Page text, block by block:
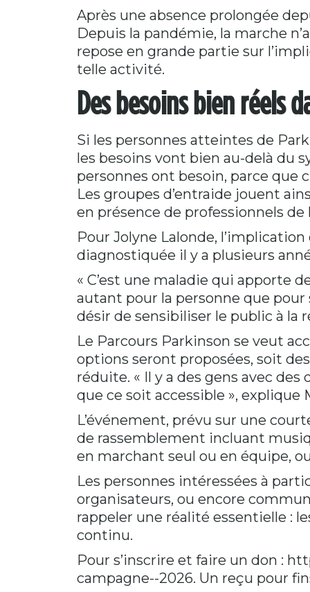
Après une absence prolongée
Depuis la pandémie, la marche
repose en grande partie sur
telle activité.
Des besoins bien réels
Si les personnes atteintes de
les besoins vont bien au-delà du
personnes ont besoin, parce que
Les groupes d’entraide jouent
en présence de professionnels de
Pour Jolyne Lalonde,
diagnostiquée il y a plusieurs
« C’est une maladie qui apporte
autant pour la personne que
désir de sensibiliser le public à la
Le Parcours Parkinson se veut
options seront proposées, soit
réduite. « Il y a des gens avec
que ce soit accessible », explique
L’événement, prévu sur une
de rassemblement incluant
en marchant seul ou en équipe,
Les personnes intéressées à
organisateurs, ou encore
rappeler une réalité essentielle :
continu.
Pour s’inscrire et faire un don :
campagne--2026. Un reçu pour